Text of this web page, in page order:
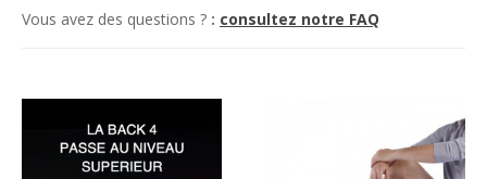
Vous avez des questions ? : consultez notre FAQ